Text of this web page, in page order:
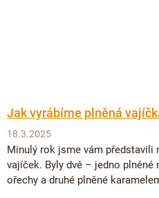
Jak vyrábíme plněná
18.3.2025
Minulý rok jsme vám představili
vajíček. Byly dvě – jedno
ořechy a druhé plněné